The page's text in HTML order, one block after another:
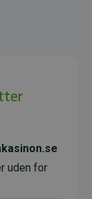
uden for